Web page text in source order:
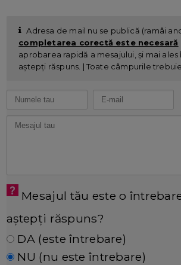
Adresa de mail nu se publică (ramâi
completarea corectă este necesară
aprobarea rapidă a mesajului, și mai ales
aștepți răspuns. | Toate câmpurile
Mesajul tău este o
aștepți răspuns?
DA (este întrebare)
NU (nu este întrebare)